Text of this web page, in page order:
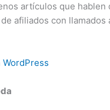
artículos que
afiliados con llamados